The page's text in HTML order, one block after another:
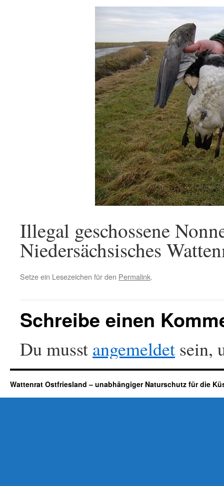
Illegal geschossene
Niedersächsisches
Setze ein Lesezeichen für den Permalink.
Schreibe einen
Du musst angemeldet sein,
Wattenrat Ostfriesland – unabhängiger Naturschutz für die